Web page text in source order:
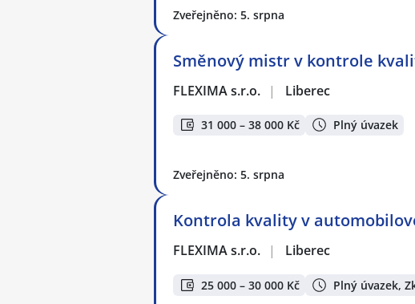
Zveřejněno: 5. srpna
Směnový mistr v kontrole
FLEXIMA s.r.o. | Liberec
31 000 – 38 000 Kč Plný úvazek
Zveřejněno: 5. srpna
Kontrola kvality v
FLEXIMA s.r.o. | Liberec
25 000 – 30 000 Kč Plný úvazek,